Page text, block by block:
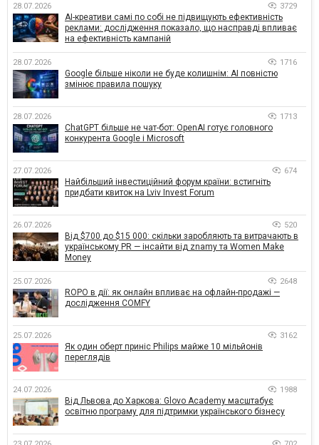
28.07.2026 3729
AI-креативи самі по собі не підвищують ефективність
реклами: дослідження показало, що насправді впливає
на ефективність кампаній
28.07.2026 1716
Google більше ніколи не буде колишнім: AI повністю
змінює правила пошуку
28.07.2026 1713
ChatGPT більше не чат-бот: OpenAI готує головного
конкурента Google і Microsoft
27.07.2026 674
Найбільший інвестиційний форум країни: встигніть
придбати квиток на Lviv Invest Forum
26.07.2026 520
Від $700 до $15 000: скільки заробляють та витрачають в
українському PR — інсайти від znamy та Women Make
Money
25.07.2026 2648
ROPO в дії: як онлайн впливає на офлайн-продажі —
дослідження COMFY
25.07.2026 3162
Як один оберт приніс Philips майже 10 мільйонів
переглядів
24.07.2026 1988
Від Львова до Харкова: Glovo Academy масштабує
освітню програму для підтримки українського бізнесу